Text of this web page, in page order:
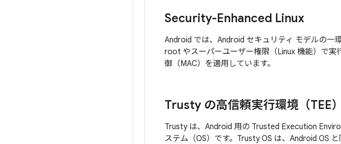
Security-Enhanced Linux
Android では、Android セキュリティ モデルの一
root やスーパーユーザー権限（Linux 機能）で実
御（MAC）を適用しています。
Trusty の高信頼実行環境（TEE）
Trusty は、Android 用の Trusted Execution
ステム（OS）です。Trusty OS は、Android OS